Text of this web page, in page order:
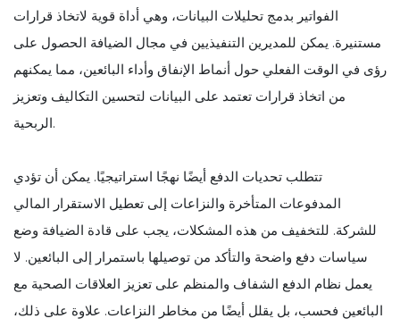
الفواتير بدمج تحليلات البيانات، وهي أداة قوية لاتخاذ قرارات
مستنيرة. يمكن للمديرين التنفيذيين في مجال الضيافة الحصول على
رؤى في الوقت الفعلي حول أنماط الإنفاق وأداء البائعين، مما يمكنهم
من اتخاذ قرارات تعتمد على البيانات لتحسين التكاليف وتعزيز
الربحية.
تتطلب تحديات الدفع أيضًا نهجًا استراتيجيًا. يمكن أن تؤدي
المدفوعات المتأخرة والنزاعات إلى تعطيل الاستقرار المالي
للشركة. للتخفيف من هذه المشكلات، يجب على قادة الضيافة وضع
سياسات دفع واضحة والتأكد من توصيلها باستمرار إلى البائعين. لا
يعمل نظام الدفع الشفاف والمنظم على تعزيز العلاقات الصحية مع
البائعين فحسب، بل يقلل أيضًا من مخاطر النزاعات. علاوة على ذلك،